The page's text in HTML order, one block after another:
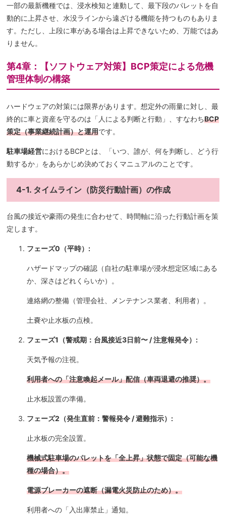
一部の最新機種では、浸水検知と連動して、最下段のパレットを自
動的に上昇させ、水没ラインから遠ざける機能を持つものもありま
す。ただし、上段に車がある場合は上昇できないため、万能ではあ
りません。
第4章：【ソフトウェア対策】BCP策定による危機
管理体制の構築
ハードウェアの対策には限界があります。想定外の雨量に対し、最
終的に車と資産を守るのは「人による判断と行動」、すなわちBCP
策定（事業継続計画）と運用です。
駐車場経営におけるBCPとは、「いつ、誰が、何を判断し、どう行
動するか」をあらかじめ決めておくマニュアルのことです。
4-1. タイムライン（防災行動計画）の作成
台風の接近や豪雨の発生に合わせて、時間軸に沿った行動計画を策
定します。
フェーズ0（平時）:
ハザードマップの確認（自社の駐車場が浸水想定区域にある
か、深さはどれくらいか）。
連絡網の整備（管理会社、メンテナンス業者、利用者）。
土嚢や止水板の点検。
フェーズ1（警戒期：台風接近3日前〜 / 注意報発令）:
天気予報の注視。
利用者への「注意喚起メール」配信（車両退避の推奨）。
止水板設置の準備。
フェーズ2（発生直前：警報発令 / 避難指示）:
止水板の完全設置。
機械式駐車場のパレットを「全上昇」状態で固定（可能な機
種の場合）。
電源ブレーカーの遮断（漏電火災防止のため）。
利用者への「入出庫禁止」通知。